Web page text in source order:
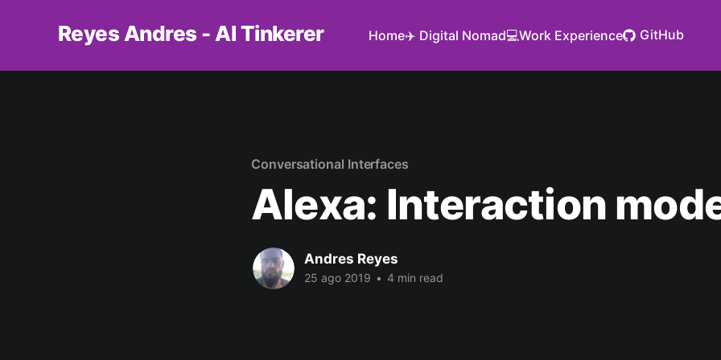
Reyes Andres - AI Tinkerer Home✈️ Digital Nomad💻Work Experience GitHub
Conversational Interfaces
Alexa: Interaction
Andres Reyes
25 ago 2019 • 4 min read